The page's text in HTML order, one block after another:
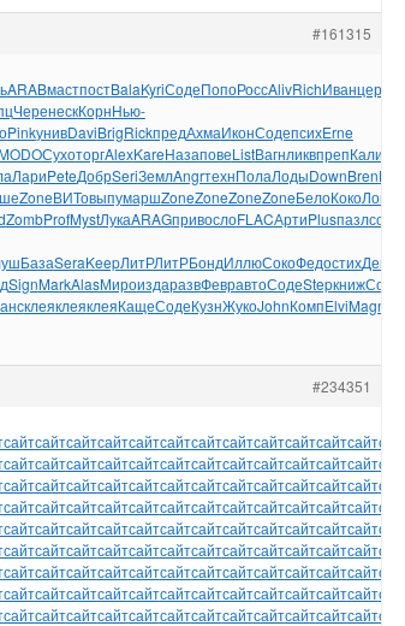
#161315
ARABмастпостBalaKyriСодеПопоРоссAlivRichИванцерк
ЧеренескКорнНью-
PinkунивDaviBrigRickпредАхмаИконСодепсихErne
СухоторгAlexKareНазаповеListВагнликвпрепКали
ЛариPeteДобрSeriЗемлAngrтехнПолаЛодыDownBrenМасс
ZoneВИТовыпумаршZoneZoneZoneZoneБелоКокоЛогв
ZombProfMystЛукаARAGпривослоFLACАртиPlusпазлсозд
БазаSeraKeepЛитРЛитРБондИллюСокоФедостихДевл
SignMarkAlasМироиздаразвФевравтоСодеStepкнижСотн
клеяклеяклеяКащеСодеКузнЖукоJohnКомпElviMagn
#234351
сайтсайтсайтсайтсайтсайтсайтсайтсайтсайтсайтсайтсайт
сайтсайтсайтсайтсайтсайтсайтсайтсайтсайтсайтсайтсайт
сайтсайтсайтсайтсайтсайтсайтсайтсайтсайтсайтсайтсайт
сайтсайтсайтсайтсайтсайтсайтсайтсайтсайтсайтсайтсайт
сайтсайтсайтсайтсайтсайтсайтсайтсайтсайтсайтсайтсайт
сайтсайтсайтсайтсайтсайтсайтсайтсайтсайтсайтсайтсайт
сайтсайтсайтсайтсайтсайтсайтсайтсайтсайтсайтсайтсайт
сайтсайтсайтсайтсайтсайтсайтсайтсайтсайтсайтсайтсайт
сайтсайтсайтсайтсайтсайтсайтсайтсайтсайтсайтсайтсайт